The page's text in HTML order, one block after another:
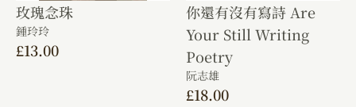
玫瑰念珠
鍾玲玲
£13.00
你還有沒有寫詩 Are
Your Still Writing
Poetry
阮志雄
£18.00